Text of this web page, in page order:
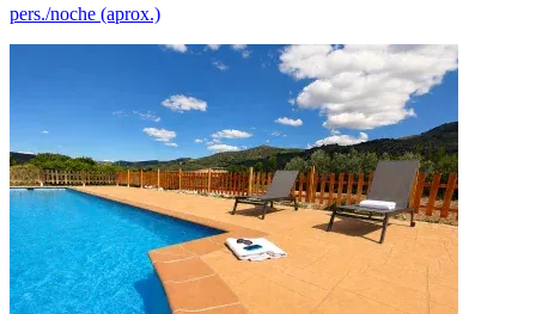
pers./noche (aprox.)